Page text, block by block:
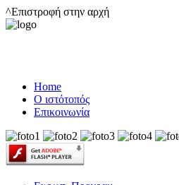
^Επιστροφή στην αρχή
Home
Ο ιστότοπός
Επικοινωνία